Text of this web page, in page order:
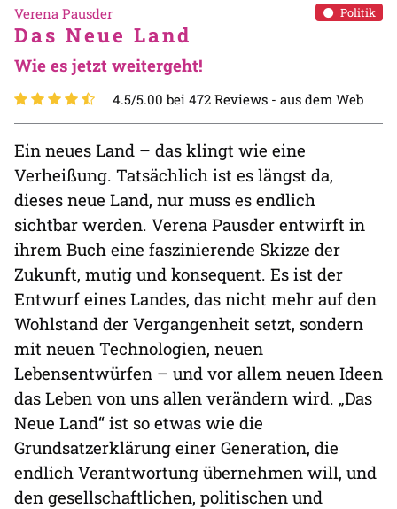
Politik
Verena Pausder
Das Neue Land
Wie es jetzt weitergeht!
4.5/5.00 bei 472 Reviews - aus dem Web
Ein neues Land – das klingt wie eine
Verheißung. Tatsächlich ist es längst da,
dieses neue Land, nur muss es endlich
sichtbar werden. Verena Pausder entwirft in
ihrem Buch eine faszinierende Skizze der
Zukunft, mutig und konsequent. Es ist der
Entwurf eines Landes, das nicht mehr auf den
Wohlstand der Vergangenheit setzt, sondern
mit neuen Technologien, neuen
Lebensentwürfen – und vor allem neuen Ideen
das Leben von uns allen verändern wird. „Das
Neue Land“ ist so etwas wie die
Grundsatzerklärung einer Generation, die
endlich Verantwortung übernehmen will, und
den gesellschaftlichen, politischen und